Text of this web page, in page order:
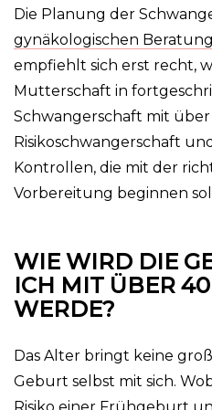
Die Planung der
gynäkologischen
empfiehlt sich erst recht,
Mutterschaft in
Schwangerschaft mit
Risikoschwangerschaft
Kontrollen, die mit der
Vorbereitung beginnen
WIE WIRD DIE
ICH MIT ÜBER
WERDE?
Das Alter bringt keine
Geburt selbst mit sich.
Risiko einer Frühgeburt